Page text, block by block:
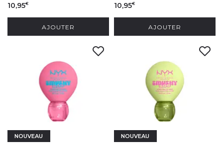
10,95€
AJOUTER
10,95€
AJOUTER
NOUVEAU NOUVEAU